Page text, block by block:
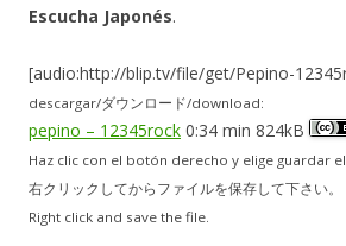
Escucha Japonés.
[audio:http://blip.tv/file/get/Pepino-
descargar/ダウンロード/download:
pepino – 12345rock 0:34 min 824kB
Haz clic con el botón derecho y elige guardar
右クリックしてからファイルを保存して下さい。
Right click and save the file.